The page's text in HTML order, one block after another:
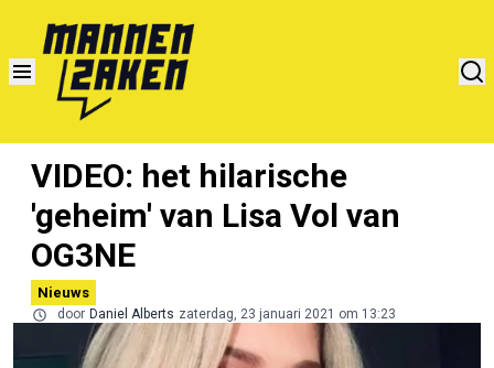
VIDEO: het hilarische
'geheim' van Lisa Vol van
OG3NE
Nieuws
door Daniel Alberts zaterdag, 23 januari 2021 om 13:23